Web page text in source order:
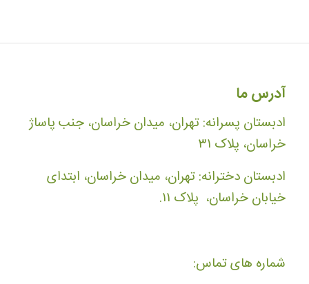
آدرس ما
ادبستان پسرانه: تهران، میدان خراسان، جنب پاساژ
خراسان، پلاک ۳۱
ادبستان دخترانه: تهران، میدان خراسان، ابتدای
خیابان خراسان، پلاک ۱۱.
شماره های تماس: